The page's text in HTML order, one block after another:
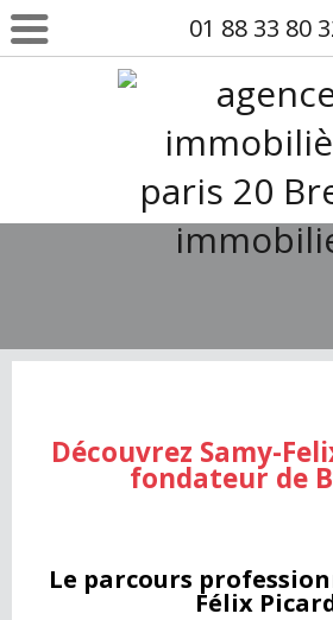
01 88 33 80
Découvrez Samy-
fondateur de
Le parcours
Félix